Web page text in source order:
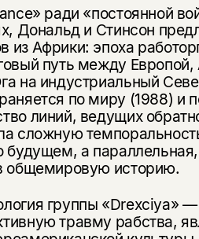
ради «постоянной
Дональд и Стинсон
Африки: эпоха
путь между
на индустриальный
по миру (1988)
линий, ведущих
сложную
будущем, а
общемировую историю.
группы «Drexciya»
травму рабства,